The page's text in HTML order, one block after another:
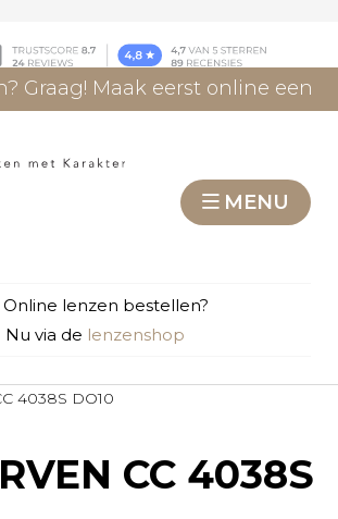
Graag! Maak eerst online een
MENU
Online lenzen bestellen?
Nu via de lenzenshop
4038S DO10
CC 4038S